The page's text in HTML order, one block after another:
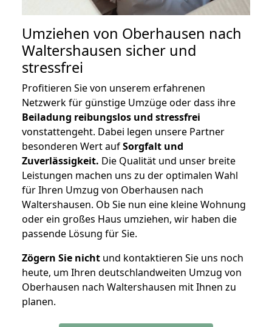
Umziehen von Oberhausen nach
Waltershausen sicher und
stressfrei
Profitieren Sie von unserem erfahrenen
Netzwerk für günstige Umzüge oder dass ihre
Beiladung reibungslos und stressfrei
vonstattengeht. Dabei legen unsere Partner
besonderen Wert aufSorgfalt und
Zuverlässigkeit. Die Qualität und unser breite
Leistungen machen uns zu der optimalen Wahl
für Ihren Umzug von Oberhausen nach
Waltershausen. Ob Sie nun eine kleine Wohnung
oder ein großes Haus umziehen, wir haben die
passende Lösung für Sie.
Zögern Sie nicht und kontaktieren Sie uns noch
heute, um Ihren deutschlandweiten Umzug von
Oberhausen nach Waltershausen mit Ihnen zu
planen.